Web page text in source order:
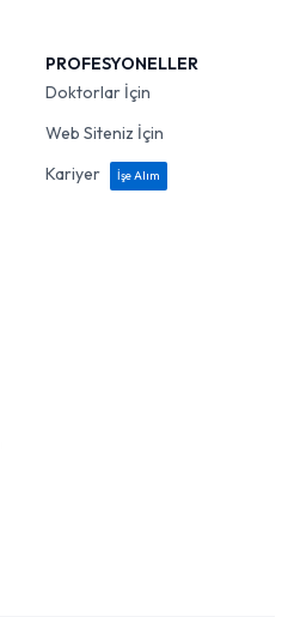
PROFESYONELLER
Doktorlar İçin
Web Siteniz İçin
Kariyer
İşe Alım